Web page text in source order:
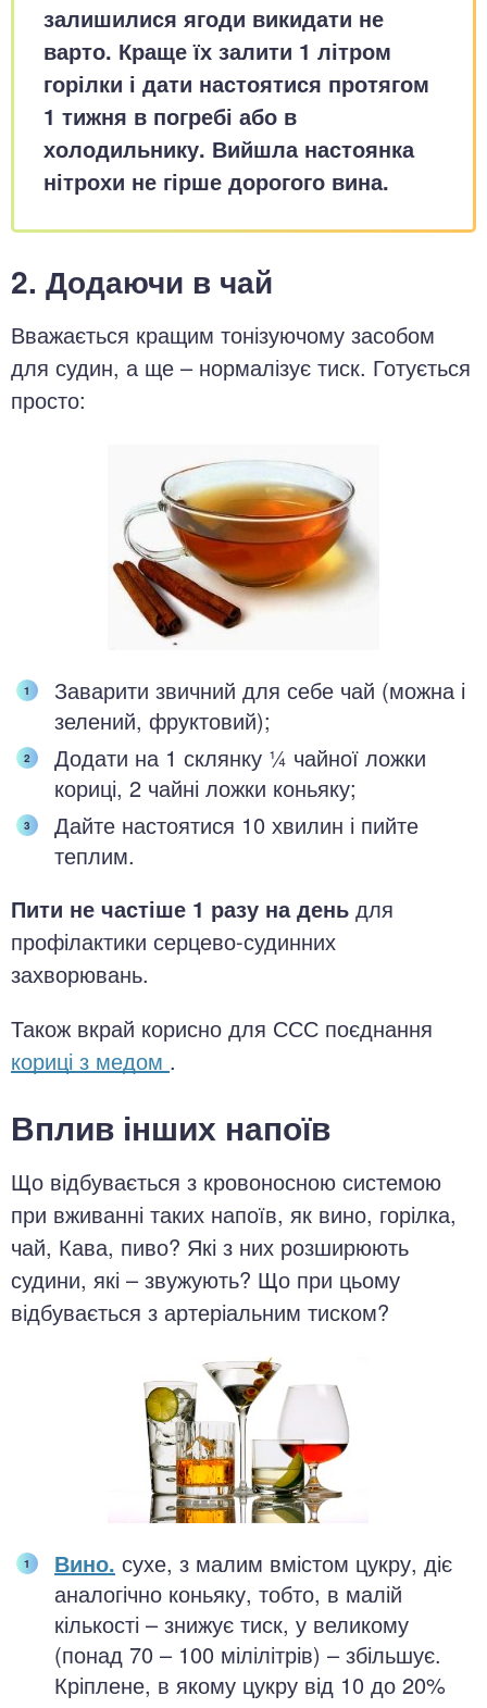
залишилися ягоди викидати не
варто. Краще їх залити 1 літром
горілки і дати настоятися протягом
1 тижня в погребі або в
холодильнику. Вийшла настоянка
нітрохи не гірше дорогого вина.
2. Додаючи в чай
Вважається кращим тонізуючому засобом
для судин, а ще – нормалізує тиск. Готується
просто:
Заварити звичний для себе чай (можна і
зелений, фруктовий);
Додати на 1 склянку ¼ чайної ложки
кориці, 2 чайні ложки коньяку;
Дайте настоятися 10 хвилин і пийте
теплим.
Пити не частіше 1 разу на день для
профілактики серцево-судинних
захворювань.
Також вкрай корисно для ССС поєднання
кориці з медом .
Вплив інших напоїв
Що відбувається з кровоносною системою
при вживанні таких напоїв, як вино, горілка,
чай, Кава, пиво? Які з них розширюють
судини, які – звужують? Що при цьому
відбувається з артеріальним тиском?
Вино. сухе, з малим вмістом цукру, діє
аналогічно коньяку, тобто, в малій
кількості – знижує тиск, у великому
(понад 70 – 100 мілілітрів) – збільшує.
Кріплене, в якому цукру від 10 до 20%